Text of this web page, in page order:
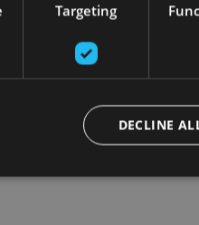
Targeting
DECLINE